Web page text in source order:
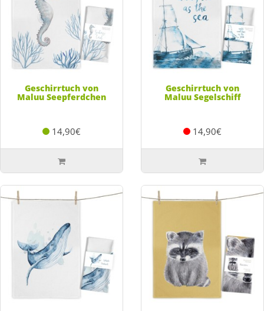
Geschirrtuch von
Maluu Seepferdchen
14,90€
Geschirrtuch von
Maluu Segelschiff
14,90€